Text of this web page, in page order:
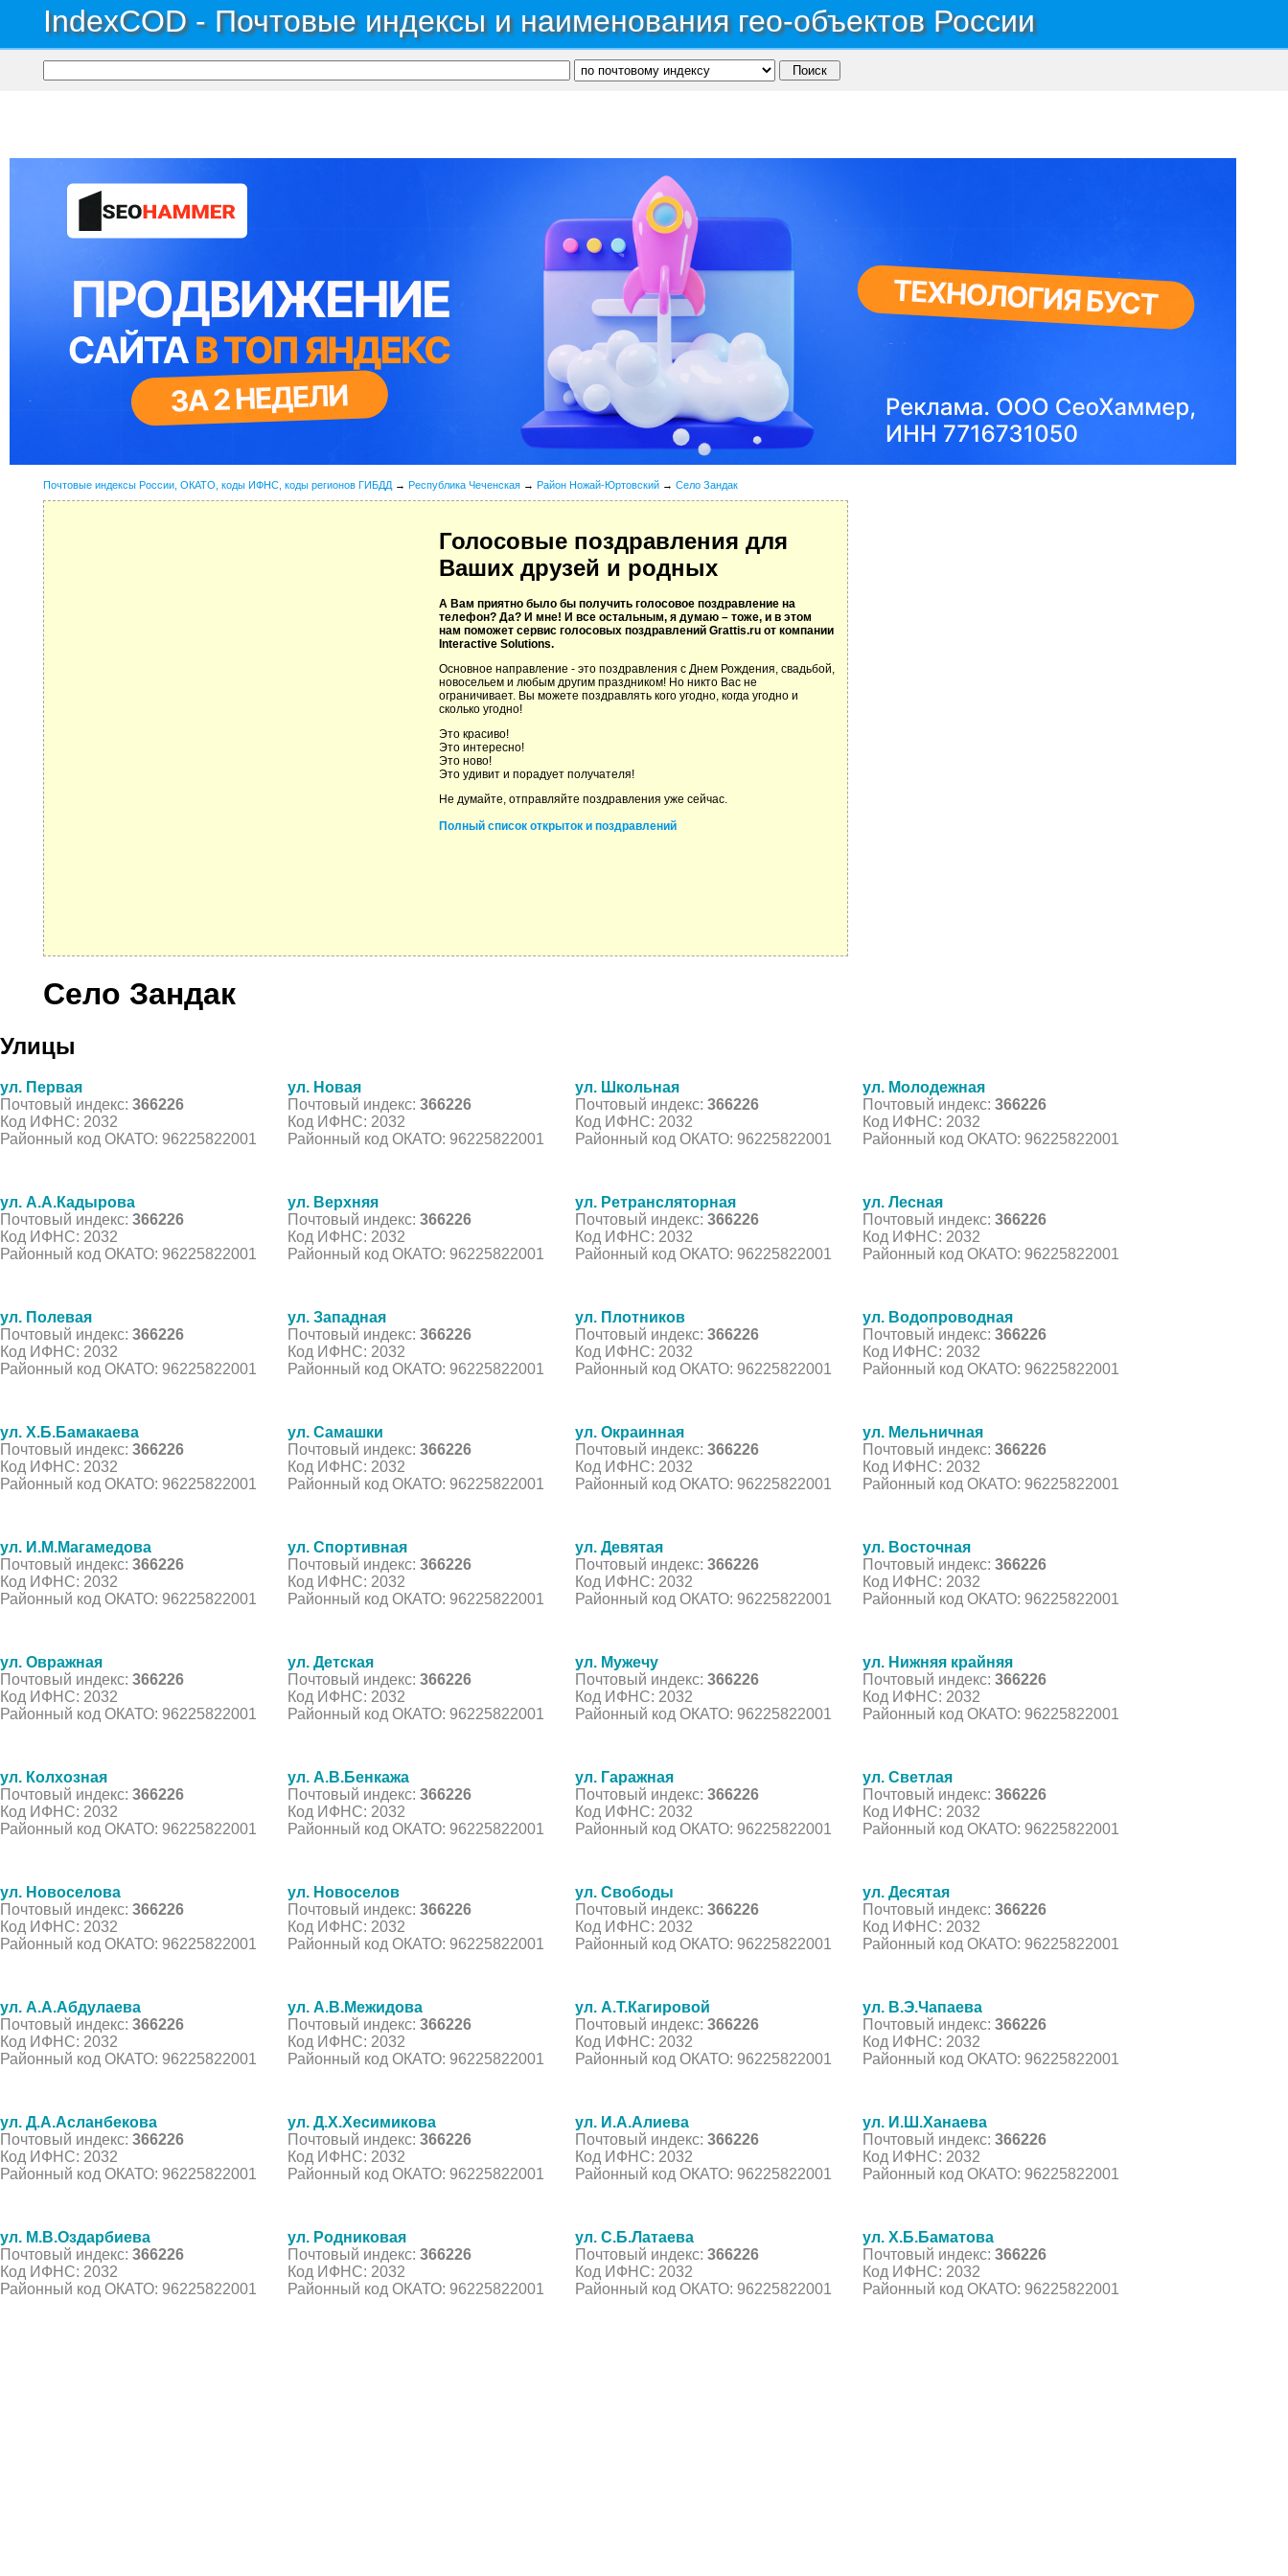
IndexCOD - Почтовые индексы и наименования гео-объектов России
Почтовые индексы России, ОКАТО, коды ИФНС, коды регионов ГИБДД → Республика Чеченская → Район Ножай-Юртовский → Село Зандак
Голосовые поздравления для
Ваших друзей и родных
А Вам приятно было бы получить голосовое поздравление на
телефон? Да? И мне! И все остальным, я думаю – тоже, и в этом
нам поможет сервис голосовых поздравлений Grattis.ru от компании
Interactive Solutions.
Основное направление - это поздравления с Днем Рождения, свадьбой,
новосельем и любым другим праздником! Но никто Вас не
ограничивает. Вы можете поздравлять кого угодно, когда угодно и
сколько угодно!
Это красиво!
Это интересно!
Это ново!
Это удивит и порадует получателя!
Не думайте, отправляйте поздравления уже сейчас.
Полный список открыток и поздравлений
Село Зандак
Улицы
ул. Первая
Почтовый индекс: 366226
Код ИФНС: 2032
Районный код ОКАТО: 96225822001
ул. Новая
Почтовый индекс: 366226
Код ИФНС: 2032
Районный код ОКАТО: 96225822001
ул. Школьная
Почтовый индекс: 366226
Код ИФНС: 2032
Районный код ОКАТО: 96225822001
ул. Молодежная
Почтовый индекс: 366226
Код ИФНС: 2032
Районный код ОКАТО: 96225822001
ул. А.А.Кадырова
Почтовый индекс: 366226
Код ИФНС: 2032
Районный код ОКАТО: 96225822001
ул. Верхняя
Почтовый индекс: 366226
Код ИФНС: 2032
Районный код ОКАТО: 96225822001
ул. Ретрансляторная
Почтовый индекс: 366226
Код ИФНС: 2032
Районный код ОКАТО: 96225822001
ул. Лесная
Почтовый индекс: 366226
Код ИФНС: 2032
Районный код ОКАТО: 96225822001
ул. Полевая
Почтовый индекс: 366226
Код ИФНС: 2032
Районный код ОКАТО: 96225822001
ул. Западная
Почтовый индекс: 366226
Код ИФНС: 2032
Районный код ОКАТО: 96225822001
ул. Плотников
Почтовый индекс: 366226
Код ИФНС: 2032
Районный код ОКАТО: 96225822001
ул. Водопроводная
Почтовый индекс: 366226
Код ИФНС: 2032
Районный код ОКАТО: 96225822001
ул. Х.Б.Бамакаева
Почтовый индекс: 366226
Код ИФНС: 2032
Районный код ОКАТО: 96225822001
ул. Самашки
Почтовый индекс: 366226
Код ИФНС: 2032
Районный код ОКАТО: 96225822001
ул. Окраинная
Почтовый индекс: 366226
Код ИФНС: 2032
Районный код ОКАТО: 96225822001
ул. Мельничная
Почтовый индекс: 366226
Код ИФНС: 2032
Районный код ОКАТО: 96225822001
ул. И.М.Магамедова
Почтовый индекс: 366226
Код ИФНС: 2032
Районный код ОКАТО: 96225822001
ул. Спортивная
Почтовый индекс: 366226
Код ИФНС: 2032
Районный код ОКАТО: 96225822001
ул. Девятая
Почтовый индекс: 366226
Код ИФНС: 2032
Районный код ОКАТО: 96225822001
ул. Восточная
Почтовый индекс: 366226
Код ИФНС: 2032
Районный код ОКАТО: 96225822001
ул. Овражная
Почтовый индекс: 366226
Код ИФНС: 2032
Районный код ОКАТО: 96225822001
ул. Детская
Почтовый индекс: 366226
Код ИФНС: 2032
Районный код ОКАТО: 96225822001
ул. Мужечу
Почтовый индекс: 366226
Код ИФНС: 2032
Районный код ОКАТО: 96225822001
ул. Нижняя крайняя
Почтовый индекс: 366226
Код ИФНС: 2032
Районный код ОКАТО: 96225822001
ул. Колхозная
Почтовый индекс: 366226
Код ИФНС: 2032
Районный код ОКАТО: 96225822001
ул. А.В.Бенкажа
Почтовый индекс: 366226
Код ИФНС: 2032
Районный код ОКАТО: 96225822001
ул. Гаражная
Почтовый индекс: 366226
Код ИФНС: 2032
Районный код ОКАТО: 96225822001
ул. Светлая
Почтовый индекс: 366226
Код ИФНС: 2032
Районный код ОКАТО: 96225822001
ул. Новоселова
Почтовый индекс: 366226
Код ИФНС: 2032
Районный код ОКАТО: 96225822001
ул. Новоселов
Почтовый индекс: 366226
Код ИФНС: 2032
Районный код ОКАТО: 96225822001
ул. Свободы
Почтовый индекс: 366226
Код ИФНС: 2032
Районный код ОКАТО: 96225822001
ул. Десятая
Почтовый индекс: 366226
Код ИФНС: 2032
Районный код ОКАТО: 96225822001
ул. А.А.Абдулаева
Почтовый индекс: 366226
Код ИФНС: 2032
Районный код ОКАТО: 96225822001
ул. А.В.Межидова
Почтовый индекс: 366226
Код ИФНС: 2032
Районный код ОКАТО: 96225822001
ул. А.Т.Кагировой
Почтовый индекс: 366226
Код ИФНС: 2032
Районный код ОКАТО: 96225822001
ул. В.Э.Чапаева
Почтовый индекс: 366226
Код ИФНС: 2032
Районный код ОКАТО: 96225822001
ул. Д.А.Асланбекова
Почтовый индекс: 366226
Код ИФНС: 2032
Районный код ОКАТО: 96225822001
ул. Д.Х.Хесимикова
Почтовый индекс: 366226
Код ИФНС: 2032
Районный код ОКАТО: 96225822001
ул. И.А.Алиева
Почтовый индекс: 366226
Код ИФНС: 2032
Районный код ОКАТО: 96225822001
ул. И.Ш.Ханаева
Почтовый индекс: 366226
Код ИФНС: 2032
Районный код ОКАТО: 96225822001
ул. М.В.Оздарбиева
Почтовый индекс: 366226
Код ИФНС: 2032
Районный код ОКАТО: 96225822001
ул. Родниковая
Почтовый индекс: 366226
Код ИФНС: 2032
Районный код ОКАТО: 96225822001
ул. С.Б.Латаева
Почтовый индекс: 366226
Код ИФНС: 2032
Районный код ОКАТО: 96225822001
ул. Х.Б.Баматова
Почтовый индекс: 366226
Код ИФНС: 2032
Районный код ОКАТО: 96225822001